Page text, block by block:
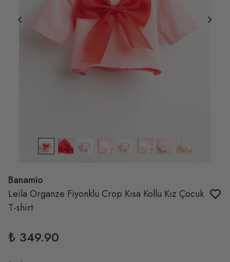
Banamio
Leila Organze Fiyonklu Crop Kısa Kollu Kız Çocuk
T-shirt
₺ 349.90